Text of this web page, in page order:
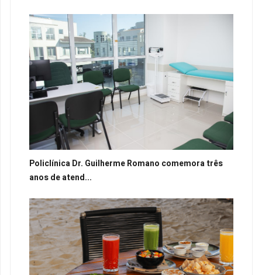
Policlínica Dr. Guilherme Romano comemora três
anos de atend...